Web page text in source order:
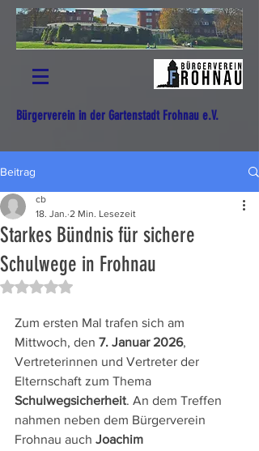
Bürgerverein in der Gartenstadt Frohnau e.V.
Beitrag
Starkes Bündnis für sichere
Schulwege in Frohnau
cb
18. Jan. 2 Min. Lesezeit
Mit NaN von 5 Sternen bewertet.
Zum ersten Mal trafen sich am
Mittwoch, den 7. Januar 2026,
Vertreterinnen und Vertreter der
Elternschaft zum Thema
Schulwegsicherheit. An dem Treffen
nahmen neben dem Bürgerverein
Frohnau auch Joachim